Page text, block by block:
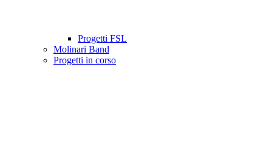
Progetti FSL
Molinari Band
Progetti in corso